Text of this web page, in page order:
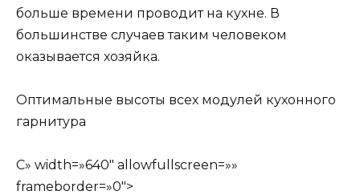
больше времени проводит на кухне. В
большинстве случаев таким человеком
оказывается хозяйка.
Оптимальные высоты всех модулей кухонного
гарнитура
С» width=»640″ allowfullscreen=»»
frameborder=»0″>